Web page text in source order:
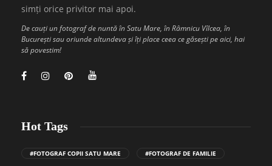
simți orice privitor mai apoi.
De cauți un fotograf de nuntă în Satu Mare, în Râmnicu Vîlcea, în
București sau oriunde altundeva și îți place ceea ce găsești pe aici, hai
să povestim!
Hot Tags
#FOTOGRAF COPII SATU MARE #FOTOGRAF DE FAMILIE